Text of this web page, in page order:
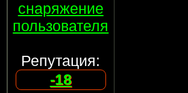
снаряжение
пользователя
Репутация:
-18